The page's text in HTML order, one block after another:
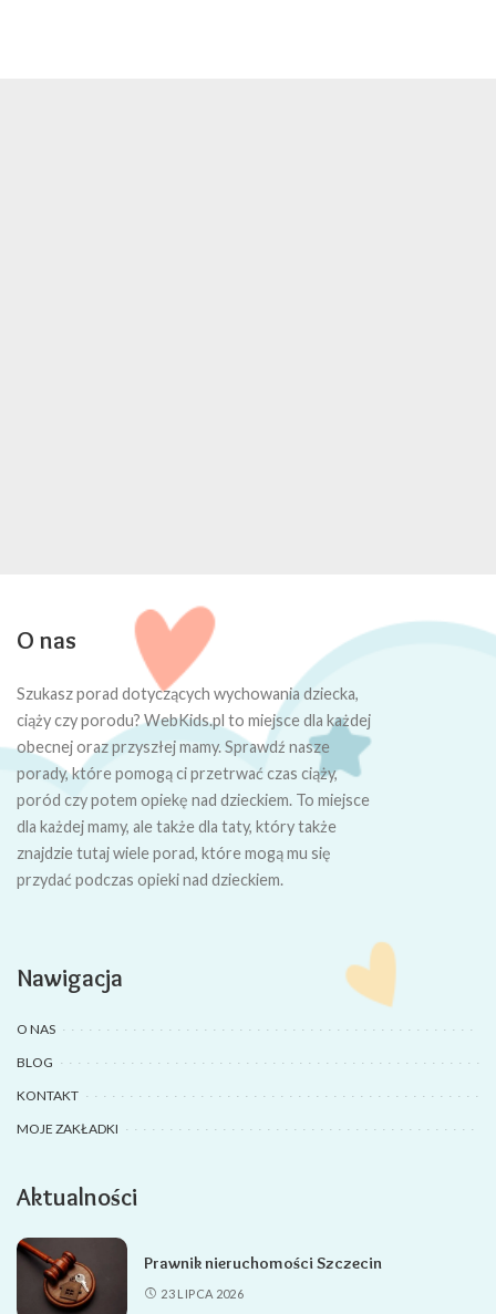
O nas
Szukasz porad dotyczących wychowania dziecka,
ciąży czy porodu? WebKids.pl to miejsce dla każdej
obecnej oraz przyszłej mamy. Sprawdź nasze
porady, które pomogą ci przetrwać czas ciąży,
poród czy potem opiekę nad dzieckiem. To miejsce
dla każdej mamy, ale także dla taty, który także
znajdzie tutaj wiele porad, które mogą mu się
przydać podczas opieki nad dzieckiem.
Nawigacja
O NAS
BLOG
KONTAKT
MOJE ZAKŁADKI
Aktualności
Prawnik nieruchomości Szczecin
23 LIPCA 2026